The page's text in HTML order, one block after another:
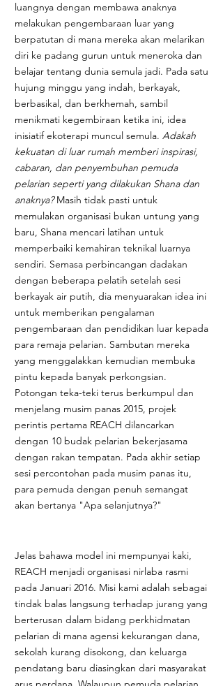
luangnya dengan membawa anaknya
melakukan pengembaraan luar yang
berpatutan di mana mereka akan melarikan
diri ke padang gurun untuk meneroka dan
belajar tentang dunia semula jadi. Pada satu
hujung minggu yang indah, berkayak,
berbasikal, dan berkhemah, sambil
menikmati kegembiraan ketika ini, idea
inisiatif ekoterapi muncul semula. Adakah
kekuatan di luar rumah memberi inspirasi,
cabaran, dan penyembuhan pemuda
pelarian seperti yang dilakukan Shana dan
anaknya?Masih tidak pasti untuk
memulakan organisasi bukan untung yang
baru, Shana mencari latihan untuk
memperbaiki kemahiran teknikal luarnya
sendiri. Semasa perbincangan dadakan
dengan beberapa pelatih setelah sesi
berkayak air putih, dia menyuarakan idea ini
untuk memberikan pengalaman
pengembaraan dan pendidikan luar kepada
para remaja pelarian. Sambutan mereka
yang menggalakkan kemudian membuka
pintu kepada banyak perkongsian.
Potongan teka-teki terus berkumpul dan
menjelang musim panas 2015, projek
perintis pertama REACH dilancarkan
dengan 10 budak pelarian bekerjasama
dengan rakan tempatan. Pada akhir setiap
sesi percontohan pada musim panas itu,
para pemuda dengan penuh semangat
akan bertanya "Apa selanjutnya?"
Jelas bahawa model ini mempunyai kaki,
REACH menjadi organisasi nirlaba rasmi
pada Januari 2016. Misi kami adalah sebagai
tindak balas langsung terhadap jurang yang
berterusan dalam bidang perkhidmatan
pelarian di mana agensi kekurangan dana,
sekolah kurang disokong, dan keluarga
pendatang baru diasingkan dari masyarakat